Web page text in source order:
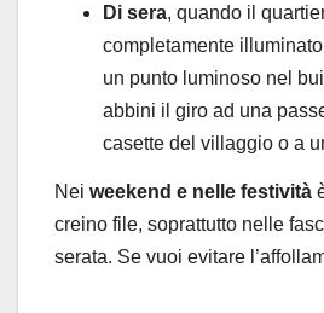
Di sera, quando il
completamente
un punto luminoso nel
abbini il giro ad una
casette del villaggio o a
Nei weekend e nelle festività
creino file, soprattutto nelle
serata. Se vuoi evitare